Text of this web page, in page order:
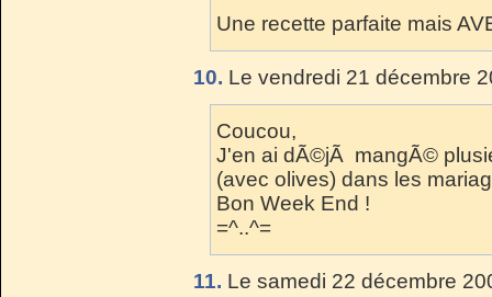
Une recette parfaite mais
10. Le vendredi 21 décembre
Coucou,
J'en ai dÃ©jÃ mangÃ©
(avec olives) dans les
Bon Week End !
=^..^=
11. Le samedi 22 décembre